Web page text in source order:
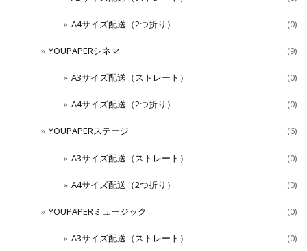
A4サイズ配送（2つ折り） (0)
YOUPAPERシネマ (9)
A3サイズ配送（ストレート） (0)
A4サイズ配送（2つ折り） (0)
YOUPAPERステージ (6)
A3サイズ配送（ストレート） (0)
A4サイズ配送（2つ折り） (0)
YOUPAPERミュージック (0)
A3サイズ配送（ストレート） (0)